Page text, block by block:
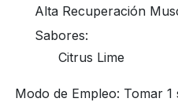
Alta Recuperación
Sabores:
Citrus Lime
Modo de Empleo: Tomar